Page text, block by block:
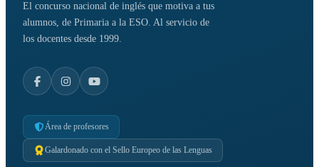
El concurso nacional de inglés que motiva a tus
alumnos, de Primaria a la ESO. Al servicio de
los docentes desde 1999.
Área de profesores
Galardonado con el Sello Europeo de las Lenguas